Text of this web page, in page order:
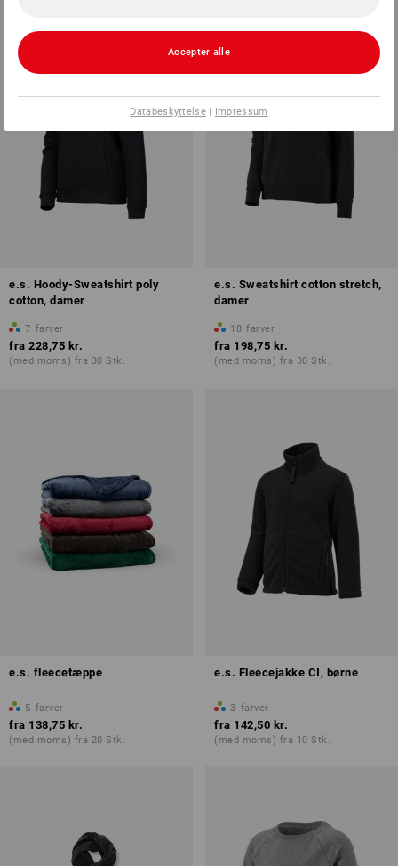
e.s. Hoody-Sweatshirt poly
cotton, damer
7 farver
fra 228,75 kr.
(med moms) fra 30 Stk.
e.s. Sweatshirt cotton stretch,
damer
18 farver
fra 198,75 kr.
(med moms) fra 30 Stk.
e.s. fleecetæppe
5 farver
fra 138,75 kr.
(med moms) fra 20 Stk.
e.s. Fleecejakke CI, børne
3 farver
fra 142,50 kr.
(med moms) fra 10 Stk.
Accepter alle
Databeskyttelse| Impressum